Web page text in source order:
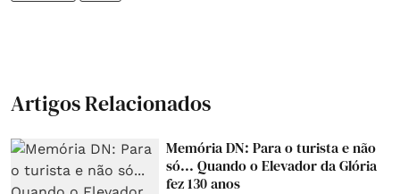
Artigos Relacionados
Memória DN: Para o turista e não
só... Quando o Elevador da Glória
fez 130 anos